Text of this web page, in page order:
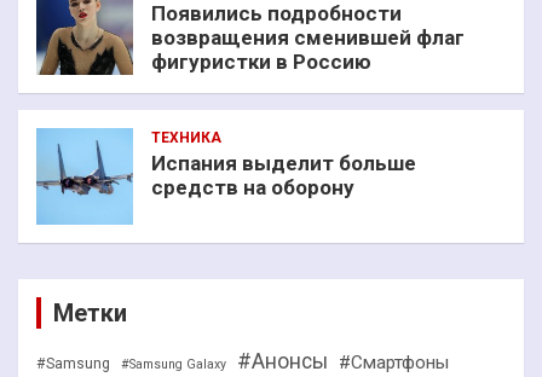
Появились подробности
возвращения сменившей флаг
фигуристки в Россию
ТЕХНИКА
Испания выделит больше
средств на оборону
Метки
#Samsung #Samsung Galaxy #Анонсы #Смартфоны